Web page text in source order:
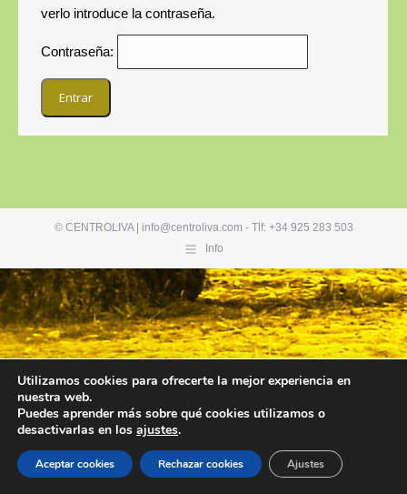
verlo introduce la contraseña.
Contraseña:
© CENTROLIVA | info@centroliva.com - Tlf: +34 925 283 503
Info
Utilizamos cookies para ofrecerte la mejor experiencia en
nuestra web.
Puedes aprender más sobre qué cookies utilizamos o
desactivarlas en los ajustes.
Aceptar cookies Rechazar cookies Ajustes